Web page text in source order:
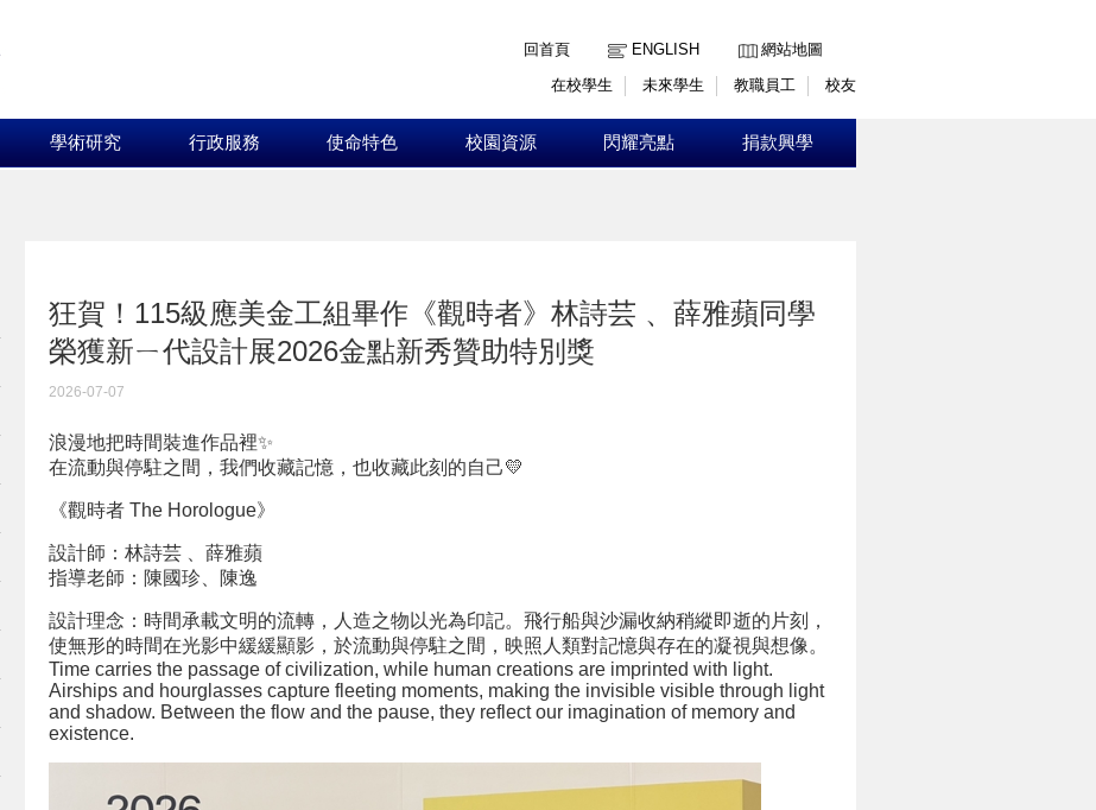
回首頁
ENGLISH
網站地圖
在校學生
未來學生 教職員工 校友
學術研究 行政服務 使命特色 校園資源 閃耀亮點 捐款興學
狂賀！115級應美金工組畢作《觀時者》林詩芸 、薛雅蘋同學
榮獲新ㄧ代設計展2026金點新秀贊助特別獎
2026-07-07
浪漫地把時間裝進作品裡✨
在流動與停駐之間，我們收藏記憶，也收藏此刻的自己💛
《觀時者 The Horologue》
設計師：林詩芸 、薛雅蘋
指導老師：陳國珍、陳逸
設計理念：時間承載文明的流轉，人造之物以光為印記。飛行船與沙漏收納稍縱即逝的片刻，
使無形的時間在光影中緩緩顯影，於流動與停駐之間，映照人類對記憶與存在的凝視與想像。
Time carries the passage of civilization, while human creations are imprinted with light.
Airships and hourglasses capture fleeting moments, making the invisible visible through light
and shadow. Between the flow and the pause, they reflect our imagination of memory and
existence.